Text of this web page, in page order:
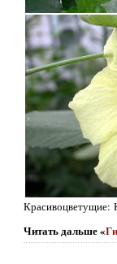
Красивоцветущие:
Читать дальше «